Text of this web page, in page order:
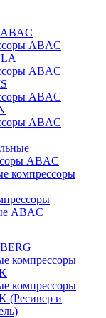
ABAC
ABAC
ABAC
ABAC
ABAC
компрессоры
ABAC
компрессоры
компрессоры
(Ресивер и